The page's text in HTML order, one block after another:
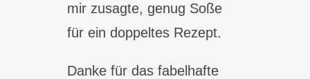
mir zusagte, genug Soße
für ein doppeltes Rezept.
Danke für das fabelhafte